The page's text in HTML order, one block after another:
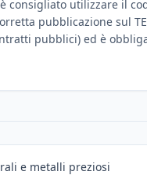
consigliato utilizzare il
pubblicazione sul
pubblici) ed è
e metalli preziosi